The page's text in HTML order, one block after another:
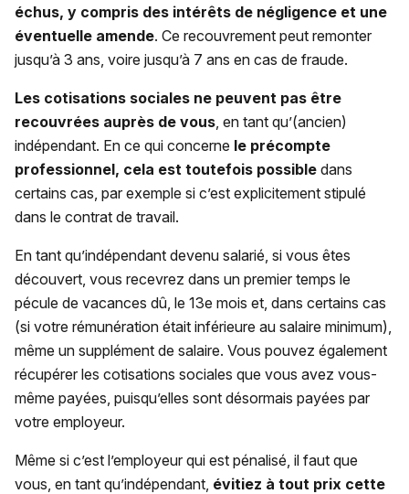
échus, y compris des intérêts de négligence et une
éventuelle amende. Ce recouvrement peut remonter
jusqu’à 3 ans, voire jusqu’à 7 ans en cas de fraude.
Les cotisations sociales ne peuvent pas être
recouvrées auprès de vous , en tant qu’(ancien)
indépendant. En ce qui concerne le précompte
professionnel, cela est toutefois possible dans
certains cas, par exemple si c’est explicitement stipulé
dans le contrat de travail.
En tant qu’indépendant devenu salarié, si vous êtes
découvert, vous recevrez dans un premier temps le
pécule de vacances dû, le 13e mois et, dans certains cas
(si votre rémunération était inférieure au salaire minimum),
même un supplément de salaire. Vous pouvez également
récupérer les cotisations sociales que vous avez vous-
même payées, puisqu’elles sont désormais payées par
votre employeur.
Même si c’est l’employeur qui est pénalisé, il faut que
vous, en tant qu’indépendant, évitiez à tout prix cette